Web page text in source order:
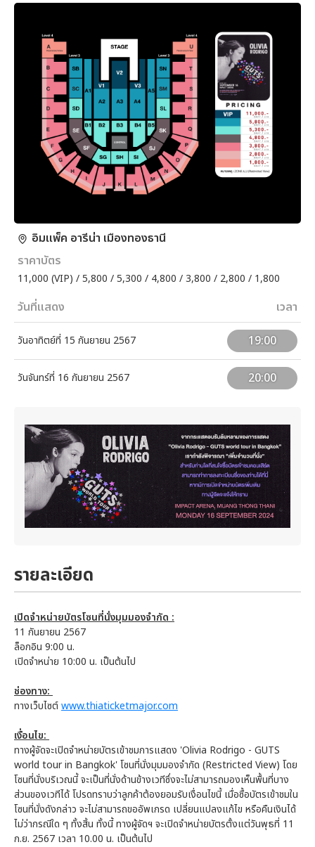
อิมแพ็ค อารีน่า เมืองทองธานี
ราคาบัตร
11,000 (VIP) / 5,800 / 5,300 / 4,800 / 3,800 / 2,800 / 1,800
วันที่แสดง เวลา
วันอาทิตย์ที่ 15 กันยายน 2567 19:00
วันจันทร์ที่ 16 กันยายน 2567 20:00
รายละเอียด
เปิดจำหน่ายบัตรโซนที่นั่งมุมมองจำกัด :
11 กันยายน 2567
ล็อกอิน​ 9:00 น.
เปิดจำหน่าย 10:00 น. เป็นต้นไป
ช่องทาง:
ทางเว็บไซต์www.thiaticketmajor.com
เงื่อนไข:
ทางผู้จัดจะเปิดจำหน่ายบัตรเข้าชมการแสดง 'Olivia Rodrigo - GUTS
world tour in Bangkok' โซนที่นั่งมุมมองจำกัด (Restricted View) โดย
โซนที่นั่งบริเวณนี้ จะเป็นที่นั่งด้านข้างเวทีซึ่งจะไม่สามารถมองเห็นพื้นที่บาง
ส่วนของเวทีได้ โปรดทราบว่าลูกค้าต้องยอมรับเงื่อนไขนี้ เมื่อซื้อบัตรเข้าชมใน
โซนที่นั่งดังกล่าว จะไม่สามารถขออัพเกรด เปลี่ยนแปลงแก้ไข หรือคืนเงินได้
ไม่ว่ากรณีใด ๆ ทั้งสิ้น ทั้งนี้ ทางผู้จัดฯ จะเปิดจำหน่ายบัตรตั้งแต่วันพุธที่ 11
ก.ย. 2567 เวลา 10.00 น. เป็นต้นไป